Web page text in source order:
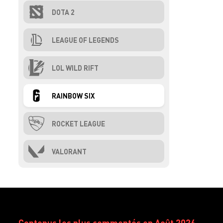
DOTA 2
LEAGUE OF LEGENDS
LOL WILD RIFT
RAINBOW SIX
ROCKET LEAGUE
VALORANT